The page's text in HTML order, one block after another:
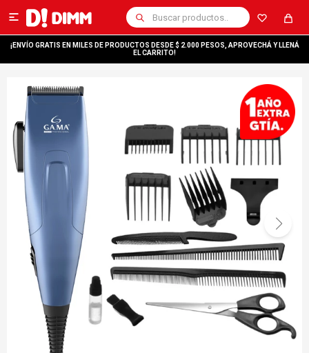

¡ENVÍO GRATIS EN MILES DE PRODUCTOS DESDE $ 2.000 PESOS, APROVECHÁ Y LLENÁ
EL CARRITO!